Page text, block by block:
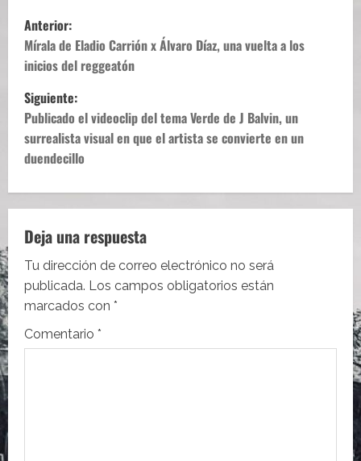
N
a
v
e
g
a
c
i
ó
n
d
Anterior:
Mírala de Eladio Carrión x Álvaro Díaz, una vuelta a los
inicios del reggeatón
Siguiente:
Publicado el videoclip del tema Verde de J Balvin, un
surrealista visual en que el artista se convierte en un
duendecillo
Deja una respuesta
Tu dirección de correo electrónico no será
publicada. Los campos obligatorios están
marcados con *
Comentario *